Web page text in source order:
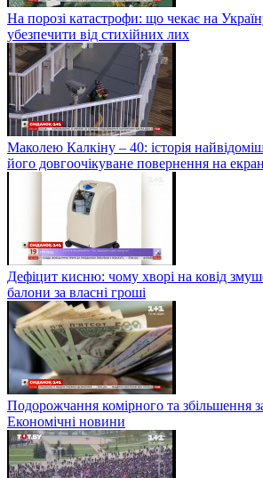
На порозі катастрофи: що чекає на
убезпечити від стихійних лих
Маколею Калкіну – 40: історія
його довгоочікуване повернення на
Дефіцит кисню: чому хворі на ковід
балони за власні гроші
Подорожчання комірного та збільшення
Економічні новини